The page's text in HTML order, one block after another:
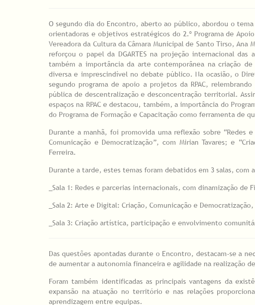
O segundo dia do Encontro, aberto ao público, abordou o
orientadoras e objetivos estratégicos do 2.º Programa de
Vereadora da Cultura da Câmara Municipal de Santo Tirso,
reforçou o papel da DGARTES na projeção internacional
também a importância da arte contemporânea na criação
diversa e imprescindível no debate público. Na ocasião, o
segundo programa de apoio a projetos da RPAC,
pública de descentralização e desconcentração territorial.
espaços na RPAC e destacou, também, a importância do
do Programa de Formação e Capacitação como ferramenta de
Durante a manhã, foi promovida uma reflexão sobre “Redes
Comunicação e Democratização”, com Mirian Tavares; e
Ferreira.
Durante a tarde, estes temas foram debatidos em 3 salas,
_Sala 1: Redes e parcerias internacionais, com dinamização de
_Sala 2: Arte e Digital: Criação, Comunicação e
_Sala 3: Criação artística, participação e envolvimento
Das questões apontadas durante o Encontro, destacam-se a
de aumentar a autonomia financeira e agilidade na realização
Foram também identificadas as principais vantagens da
expansão na atuação no território e nas relações
aprendizagem entre equipas.